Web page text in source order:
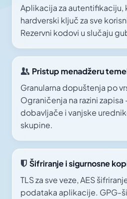
Aplikacija za autentifikaciju,
hardverski ključ za sve
Rezervni kodovi u slučaju
Pristup menadžeru
Granularna dopuštenja po
Ograničenja na razini zapisa
dobavljače i vanjske
skupine.
Šifriranje i sigurnosne
TLS za sve veze, AES
podataka aplikacije. GPG-